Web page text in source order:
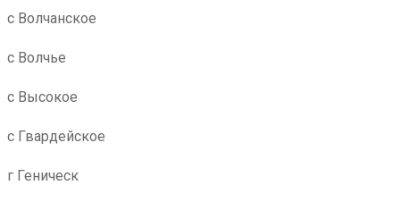
с Волчанское
с Волчье
с Высокое
с Гвардейское
г Геническ